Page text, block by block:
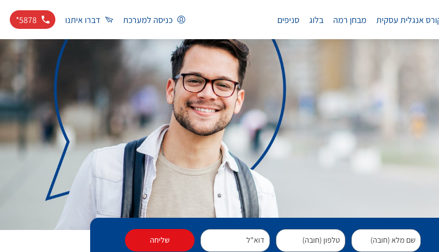
אנגלית עסקית מבחן רמה בלוג סניפים כניסה למערכת דברו איתנו *5878
שם מלא (חובה) טלפון (חובה) דוא"ל שליחה